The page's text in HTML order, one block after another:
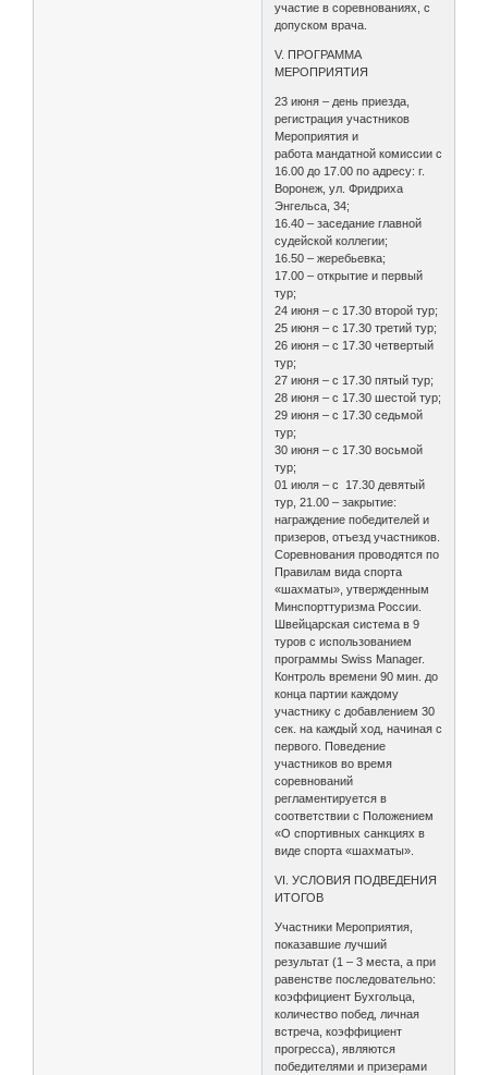
участие в соревнованиях, с
допуском врача.
V. ПРОГРАММА
МЕРОПРИЯТИЯ
23 июня – день приезда,
регистрация участников
Мероприятия и
работа мандатной комиссии с
16.00 до 17.00 по адресу: г.
Воронеж, ул. Фридриха
Энгельса, 34;
16.40 – заседание главной
судейской коллегии;
16.50 – жеребьевка;
17.00 – открытие и первый
тур;
24 июня – с 17.30 второй тур;
25 июня – с 17.30 третий тур;
26 июня – с 17.30 четвертый
тур;
27 июня – с 17.30 пятый тур;
28 июня – с 17.30 шестой тур;
29 июня – с 17.30 седьмой
тур;
30 июня – с 17.30 восьмой
тур;
01 июля – с 17.30 девятый
тур, 21.00 – закрытие:
награждение победителей и
призеров, отъезд участников.
Соревнования проводятся по
Правилам вида спорта
«шахматы», утвержденным
Минспорттуризма России.
Швейцарская система в 9
туров с использованием
программы Swiss Manager.
Контроль времени 90 мин. до
конца партии каждому
участнику с добавлением 30
сек. на каждый ход, начиная с
первого. Поведение
участников во время
соревнований
регламентируется в
соответствии с Положением
«О спортивных санкциях в
виде спорта «шахматы».
VI. УСЛОВИЯ ПОДВЕДЕНИЯ
ИТОГОВ
Участники Мероприятия,
показавшие лучший
результат (1 – 3 места, а при
равенстве последовательно:
коэффициент Бухгольца,
количество побед, личная
встреча, коэффициент
прогресса), являются
победителями и призерами